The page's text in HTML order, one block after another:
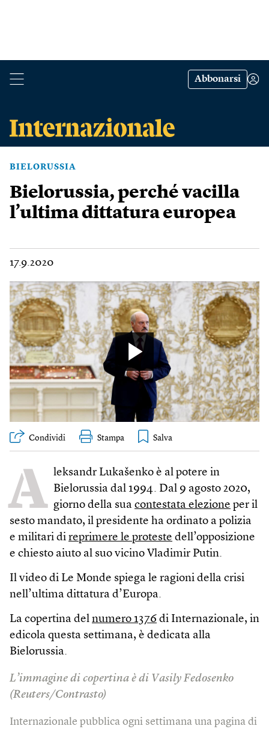
Abbonarsi
BIELORUSSIA
Bielorussia, perché vacilla
l’ultima dittatura europea
17.9.2020
Condividi Stampa
A leksandr Lukašenko è al potere in
Bielorussia dal 1994. Dal 9 agosto 2020,
giorno della sua contestata elezione per il
sesto mandato, il presidente ha ordinato a polizia
e militari di reprimere le proteste dell’opposizione
e chiesto aiuto al suo vicino Vladimir Putin.
Il video di Le Monde spiega le ragioni della crisi
nell’ultima dittatura d’Europa.
La copertina del numero 1376 di Internazionale, in
edicola questa settimana, è dedicata alla
Bielorussia.
L’immagine di copertina è di Vasily Fedosenko
(Reuters/Contrasto)
Internazionale pubblica ogni settimana una pagina di